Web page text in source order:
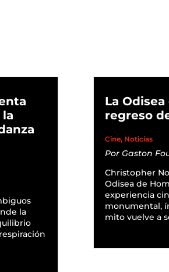
la
La
regreso
Cine, Noticias
Por Gaston
Christopher
Odisea de
experiencia
monumental,
mito vuelve a